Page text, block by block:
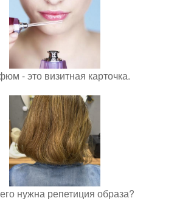
- это визитная карточка.
нужна репетиция образа?